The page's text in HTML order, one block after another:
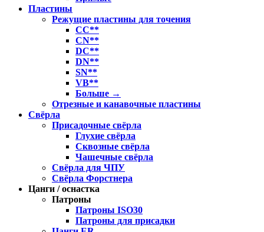
Пластины
Режущие пластины для точения
CC**
CN**
DC**
DN**
SN**
VB**
Больше →
Отрезные и канавочные пластины
Свёрла
Присадочные свёрла
Глухие свёрла
Сквозные свёрла
Чашечные свёрла
Свёрла для ЧПУ
Свёрла Форстнера
Цанги / оснастка
Патроны
Патроны ISO30
Патроны для присадки